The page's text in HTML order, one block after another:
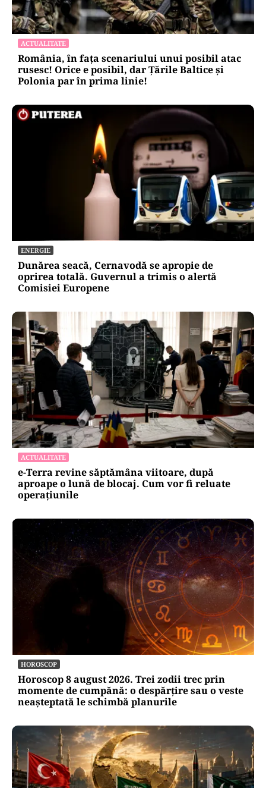
ACTUALITATE
România, în fața scenariului unui posibil atac
rusesc! Orice e posibil, dar Țările Baltice și
Polonia par în prima linie!
ENERGIE
Dunărea seacă, Cernavodă se apropie de
oprirea totală. Guvernul a trimis o alertă
Comisiei Europene
ACTUALITATE
e-Terra revine săptămâna viitoare, după
aproape o lună de blocaj. Cum vor fi reluate
operațiunile
HOROSCOP
Horoscop 8 august 2026. Trei zodii trec prin
momente de cumpănă: o despărțire sau o veste
neașteptată le schimbă planurile